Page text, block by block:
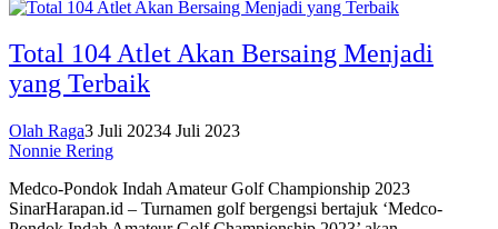
Total 104 Atlet Akan Bersaing Menjadi
yang Terbaik
Olah Raga3 Juli 20234 Juli 2023
Nonnie Rering
Medco-Pondok Indah Amateur Golf Championship 2023
SinarHarapan.id – Turnamen golf bergengsi bertajuk ‘Medco-